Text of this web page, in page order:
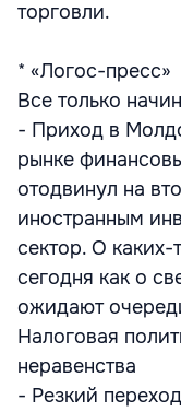
торговли.
* «Логос-пресс»
Все только
- Приход в
рынке
отодвинул на
иностранным
сектор. О
сегодня как о
ожидают
Налоговая
неравенства
- Резкий